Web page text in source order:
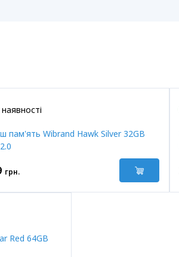
пам'ять Wibrand Hawk Silver 32GB
грн.
Red 64GB